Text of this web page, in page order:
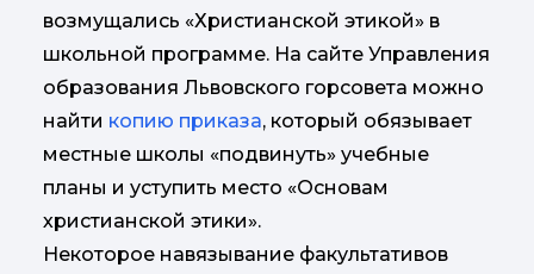
возмущались «Христианской этикой» в
школьной программе. На сайте Управления
образования Львовского горсовета можно
найти копию приказа, который обязывает
местные школы «подвинуть» учебные
планы и уступить место «Основам
христианской этики».
Некоторое навязывание факультативов